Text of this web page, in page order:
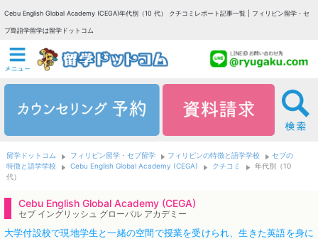
Cebu English Global Academy (CEGA)年代別（10 代） クチコミレポート記事一覧 | フィリピン留学・セ
ブ島語学留学は留学ドットコム
留学ドットコム フィリピン留学・セブ留学 フィリピンの特徴と語学学校
セブの
特徴と語学学校
Cebu English Global Academy (CEGA) クチコミ
年代別（10
代）
Cebu English Global Academy (CEGA)
セブ イングリッシュ グローバル アカデミー
大学付設校で現地学生と一緒の空間で授業を受けられ、生きた英語を身に